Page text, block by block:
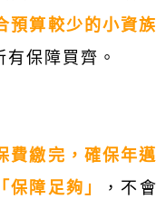
預算較少的小資
保障買齊。
繳完，確保年
「保障足夠」
，不